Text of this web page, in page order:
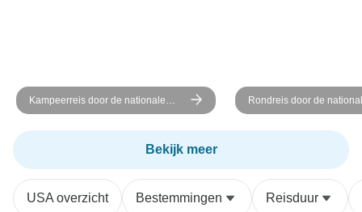
Kampeerreis door de nationale
parken van de Southwest - Grand
Canyon - 7 dagen
Rondreis door de
van de Southwest -
7 dagen
Bekijk meer
USA overzicht Bestemmingen Reisduur